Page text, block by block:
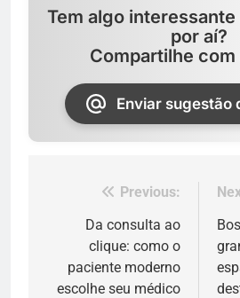
Tem algo
por aí?
Compartilhe com
Enviar sugestão
Navegação
Post
Previous:
Da consulta ao
clique: como o
paciente moderno
escolhe seu médico